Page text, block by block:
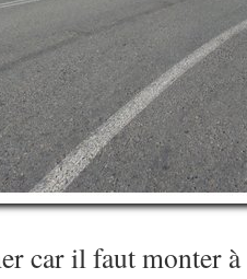
car il faut monter